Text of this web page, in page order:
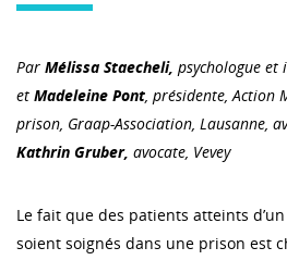
Par Mélissa Staecheli, psychologue et
et Madeleine Pont, présidente, Action
prison, Graap-Association, Lausanne,
Kathrin Gruber, avocate, Vevey
Le fait que des patients atteints
soient soignés dans une prison est